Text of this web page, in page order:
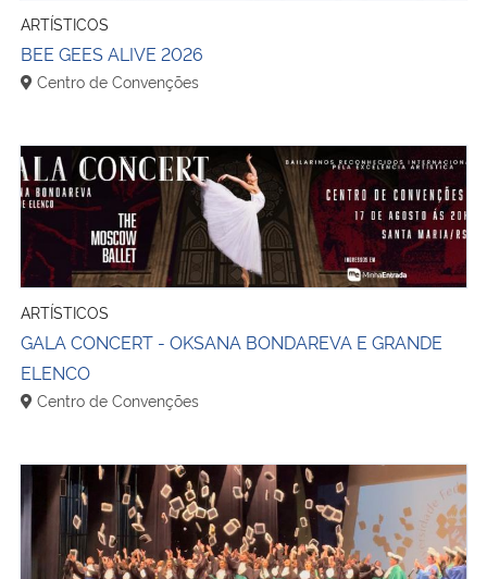
ARTÍSTICOS
BEE GEES ALIVE 2026
Centro de Convenções
GALA CONCERT - OKSANA BONDAREVA E GRANDE
ARTÍSTICOS
GALA CONCERT - OKSANA BONDAREVA E GRANDE
ELENCO
Centro de Convenções
CERTIFICAÇÃO CURSOS TÉCNICOS DO COLEGIO